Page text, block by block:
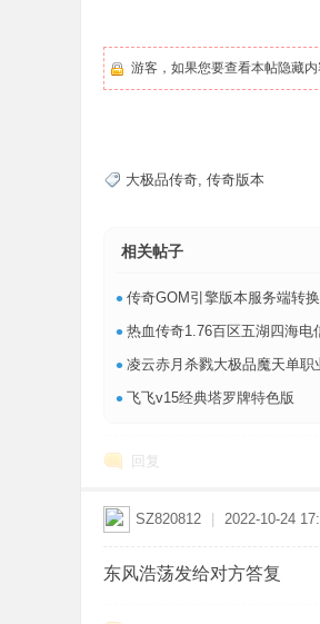
游客，如果您要查看本帖隐藏
大极品传奇, 传奇版本
相关帖子
• 传奇GOM引擎版本服务端转
• 热血传奇1.76百区五湖四海电
• 凌云赤月杀戮大极品魔天单职
• 飞飞v15经典塔罗牌特色版
回复
SZ820812 2022-10-24
东风浩荡发给对方答复